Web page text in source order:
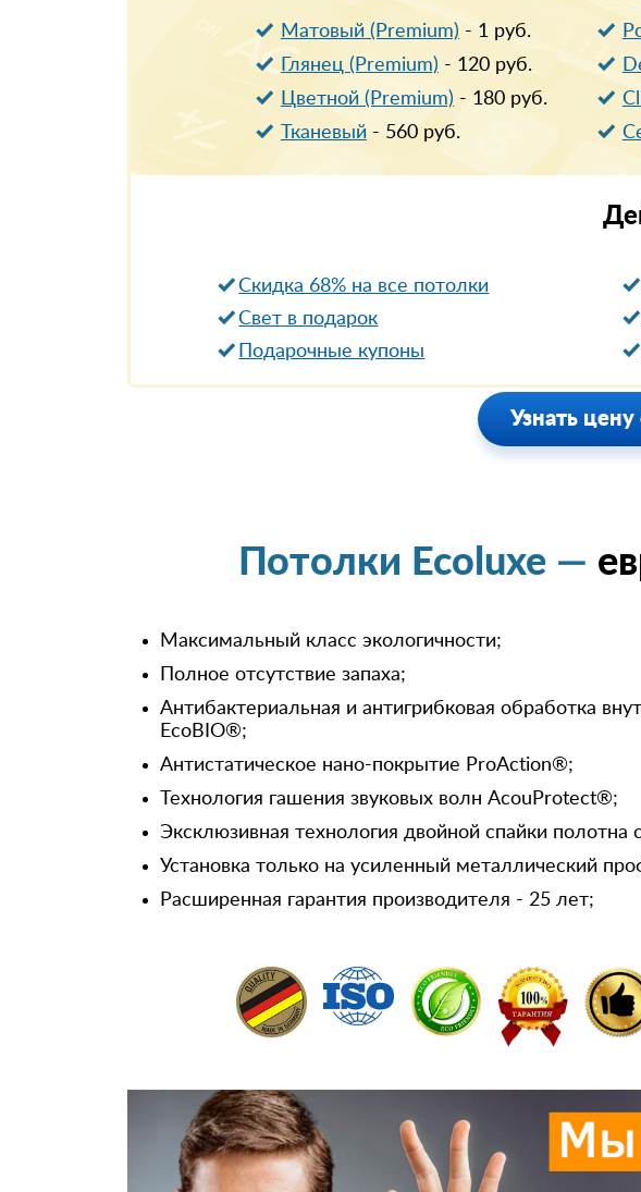
Матовый (Premium) - 1руб.
Глянец (Premium) - 120руб.
Цветной (Premium) - 180руб.
Тканевый- 560руб.
Скидка 68% на все потолки
Свет в подарок
Подарочные купоны
Узнать
Потолки Ecoluxe —
Максимальный класс экологичности;
Полное отсутствие запаха;
Антибактериальная и антигрибковая обработка
EcoBIO®;
Антистатическое нано-покрытие ProAction®;
Технология гашения звуковых волн AcouProtect®;
Эксклюзивная технология двойной спайки
Установка только на усиленный металлический
Расширенная гарантия производителя - 25 лет;